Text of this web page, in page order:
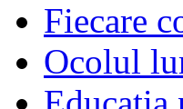
Fiecare
Ocolul